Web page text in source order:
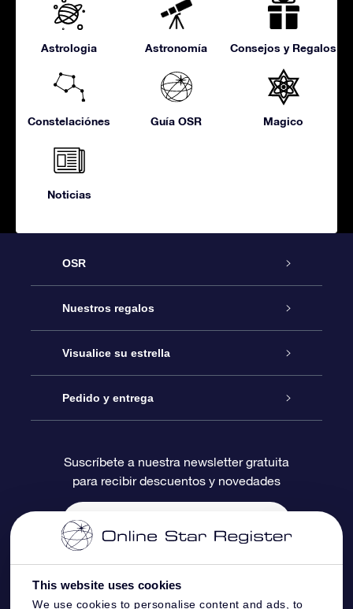
This website uses cookies
We use cookies to personalise content and ads, to
Astrologia Astronomía Consejos y Regalos
Constelaciónes Guía OSR Magico
Noticias
OSR
Atención
Contáctanos
Blog
Reseñas
Nuestros regalos
Regalo Estrella Online
Paquete de Regalo OSR
Tarjeta de Regalo OSR
Regalos empresariales
Visualice su estrella
Registro estelar
Página de Estrella Personalizada
Un Millón de Estrellas
Pedido y entrega
Información de Pago
Información de Envío
Suscríbete a nuestra newsletter gratuita
para recibir descuentos y novedades